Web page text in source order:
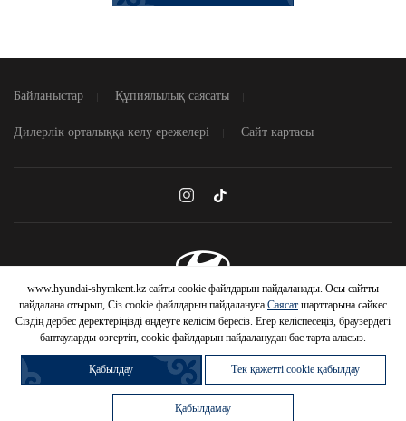
Байланыстар Құпиялылық саясаты
Дилерлік орталыққа келу ережелері Сайт картасы
© 2026 Hyundai Motor Company
www.hyundai-shymkent.kz сайты cookie файлдарын пайдаланады. Осы сайтты
пайдалана отырып, Сіз cookie файлдарын пайдалануға Саясат шарттарына сәйкес
Сіздің дербес деректеріңізді өңдеуге келісім бересіз. Егер келіспесеңіз, браузердегі
баптауларды өзгертіп, cookie файлдарын пайдаланудан бас тарта аласыз.
Қабылдау Тек қажетті cookie қабылдау
Қабылдамау